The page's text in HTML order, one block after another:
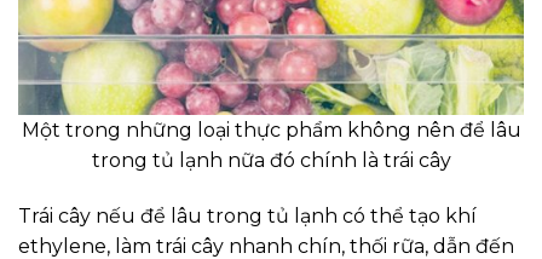
Một trong những loại thực phẩm không nên để lâu
trong tủ lạnh nữa đó chính là trái cây
Trái cây nếu để lâu trong tủ lạnh có thể tạo khí
ethylene, làm trái cây nhanh chín, thối rữa, dẫn đến